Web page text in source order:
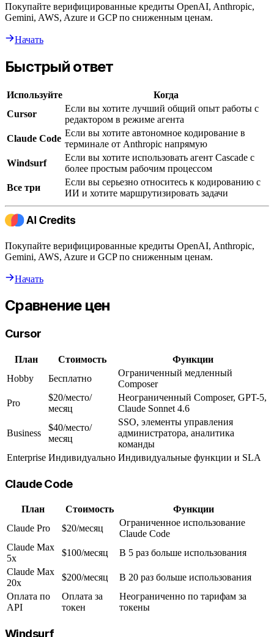
Покупайте верифицированные кредиты OpenAI, Anthropic,
Gemini, AWS, Azure и GCP по сниженным ценам.
Начать
Быстрый ответ
Используйте
Когда
Cursor
Если вы хотите лучший общий опыт работы с
редактором в режиме агента
Claude Code
Если вы хотите автономное кодирование в
терминале от Anthropic напрямую
Windsurf
Если вы хотите использовать агент Cascade с
более простым рабочим процессом
Все три
Если вы серьезно относитесь к кодированию с
ИИ и хотите маршрутизировать задачи
Покупайте верифицированные кредиты OpenAI, Anthropic,
Gemini, AWS, Azure и GCP по сниженным ценам.
Начать
Сравнение цен
Cursor
План Стоимость
Функции
Hobby
Бесплатно
Ограниченный медленный
Composer
Pro
$20/место/
месяц
Неограниченный Composer, GPT-5,
Claude Sonnet 4.6
Business
$40/место/
месяц
SSO, элементы управления
администратора, аналитика
команды
Enterprise Индивидуально Индивидуальные функции и SLA
Claude Code
План Стоимость
Функции
Claude Pro
$20/месяц
Ограниченное использование
Claude Code
Claude Max
5x
$100/месяц
В 5 раз больше использования
Claude Max
20x
$200/месяц
В 20 раз больше использования
Оплата по
API
Оплата за
токен
Неограниченно по тарифам за
токены
Windsurf